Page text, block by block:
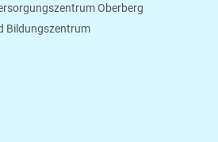
Oberberg
Bildungszentrum